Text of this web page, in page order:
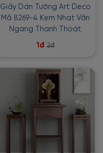
Giấy Dán Tường Art Deco
Mã 8269-4 Kem Nhạt Vân
Ngang Thanh Thoát
1đ 2đ